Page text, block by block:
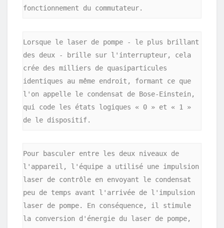
fonctionnement du commutateur.
Lorsque le laser de pompe - le plus brillant
des deux - brille sur l'interrupteur, cela
crée des milliers de quasiparticules
identiques au même endroit, formant ce que
l'on appelle le condensat de Bose-Einstein,
qui code les états logiques « 0 » et « 1 »
de le dispositif.
Pour basculer entre les deux niveaux de
l'appareil, l'équipe a utilisé une impulsion
laser de contrôle en envoyant le condensat
peu de temps avant l'arrivée de l'impulsion
laser de pompe. En conséquence, il stimule
la conversion d'énergie du laser de pompe,